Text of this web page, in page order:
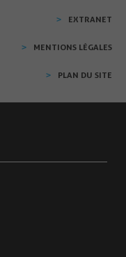
EXTRANET
MENTIONS LÉGALES
PLAN DU SITE